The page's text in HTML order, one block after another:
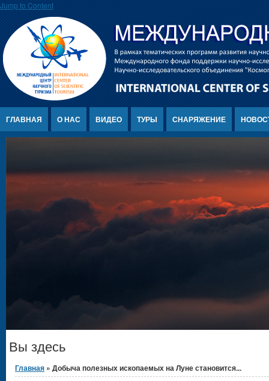
Jump to Content
ГЛАВНАЯ О НАС ВИДЕО ТУРЫ СНАРЯЖЕНИЕ
Вы здесь
Главная » Добыча полезных ископаемых на Луне становится...